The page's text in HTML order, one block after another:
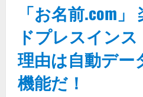
「お名前.com
ドプレスイン
理由は自動デー
機能だ！